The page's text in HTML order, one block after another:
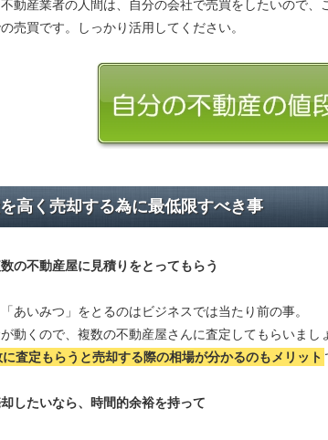
動産業者の人間は、自分の会社で売買をしたいので
売買です。しっかり活用してください。
高く売却する為に最低限すべき事
の不動産屋に見積り をとってもらう
あいみつ」をとるのはビジネスでは当たり前の事。
動くので、複数の不動産屋さんに査定してもらいまし
査定もらうと売却する際の相場が分かるのもメリット
したいなら、時間的余裕を持って